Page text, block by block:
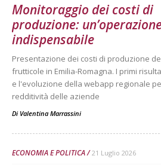
Monitoraggio dei costi di
produzione:
indispensabile
Presentazione dei costi di produzione
frutticole in Emilia-Romagna. I primi
e l'evoluzione della webapp regionale
redditività delle aziende
Di Valentina Marrassini
ECONOMIA E POLITICA 21 Luglio 2026